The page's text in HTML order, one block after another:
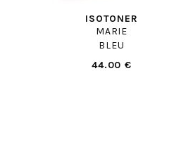
ISOTONER
MARIE
BLEU
44.00 €